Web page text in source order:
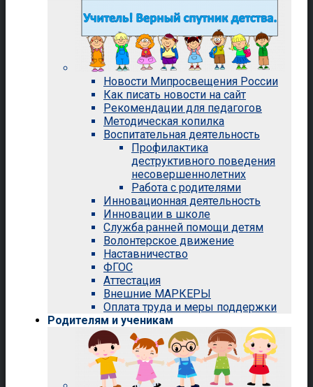
Новости Мипросвещения России
Как писать новости на сайт
Рекомендации для педагогов
Методическая копилка
Воспитательная деятельность
Профилактика
деструктивного поведения
несовершеннолетних
Работа с родителями
Инновационная деятельность
Инновации в школе
Служба ранней помощи детям
Волонтерское движение
Наставничество
ФГОС
Аттестация
Внешние МАРКЕРЫ
Оплата труда и меры поддержки
Родителям и ученикам